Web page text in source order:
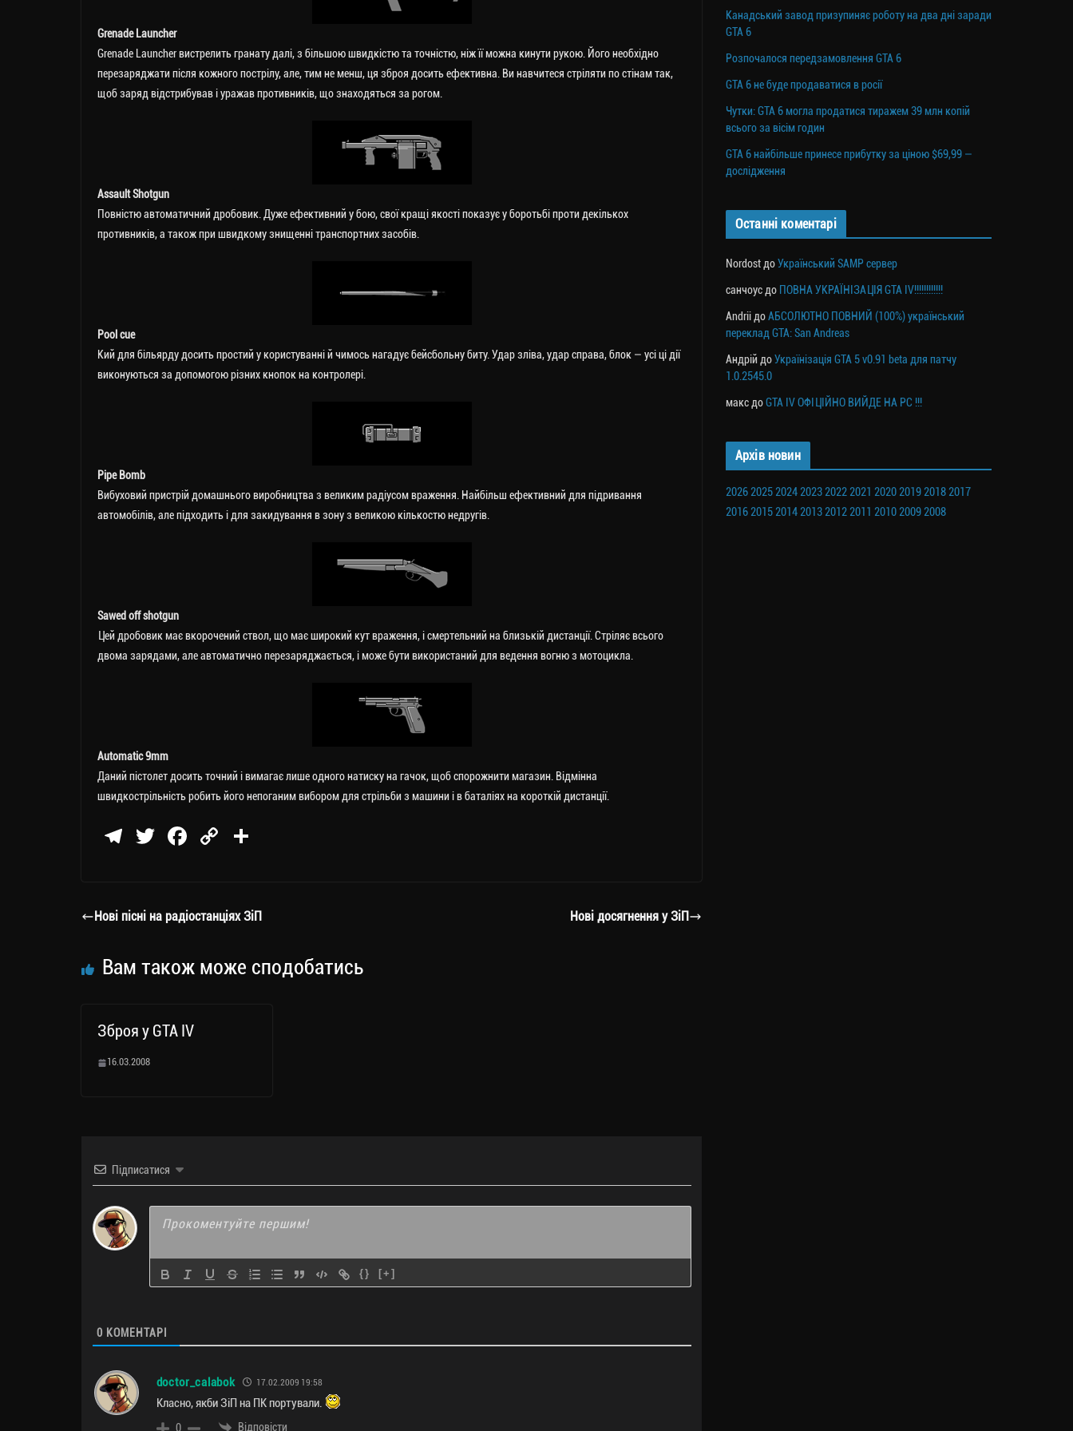
Grenade Launcher
Grenade Launcher вистрелить гранату далі, з більшою швидкістю та точністю, ніж її можна кинути рукою. Його необхідно
перезаряджати після кожного пострілу, але, тим не менш, ця зброя досить ефективна. Ви навчитеся стріляти по стінам так,
щоб заряд відстрибував і уражав противників, що знаходяться за рогом.
Assault Shotgun
Повністю автоматичний дробовик. Дуже ефективний у бою, свої кращі якості показує у боротьбі проти декількох
противників, а також при швидкому знищенні транспортних засобів.
Pool cue
Кий для більярду досить простий у користуванні й чимось нагадує бейсбольну биту. Удар зліва, удар справа, блок — усі ці дії
виконуються за допомогою різних кнопок на контролері.
Pipe Bomb
Вибуховий пристрій домашнього виробництва з великим радіусом враження. Найбільш ефективний для підривання
автомобілів, але підходить і для закидування в зону з великою кількостю недругів.
Sawed off shotgun
Цей дробовик має вкорочений ствол, що має широкий кут враження, і смертельний на близькій дистанції. Стріляє всього
двома зарядами, але автоматично перезаряджається, і може бути використаний для ведення вогню з мотоцикла.
Automatic 9mm
Даний пістолет досить точний і вимагає лише одного натиску на гачок, щоб спорожнити магазин. Відмінна
швидкострільність робить його непоганим вибором для стрільби з машини і в баталіях на короткій дистанції.
Te
a
T
er
Fa
ok
C
Li ли
ся
Нові пісні на радіостанціях ЗіП Нові досягнення у ЗіП
Вам також може сподобатись
Зброя у GTA IV
16.03.2008
Підписатися
{} [+]
0 КОМЕНТАРІ
doctor_calabok 17.02.2009 19:58
Класно, якби ЗіП на ПК портували.
0 Відповісти
Канадський завод призупиняє роботу на два дні заради
GTA 6
Розпочалося передзамовлення GTA 6
GTA 6 не буде продаватися в росії
Чутки: GTA 6 могла продатися тиражем 39 млн копій
всього за вісім годин
GTA 6 найбільше принесе прибутку за ціною $69,99 —
дослідження
Останні коментарі
Nordost доУкраїнський SAMP сервер
санчоус до ПОВНА УКРАЇНІЗАЦІЯ GTA IV!!!!!!!!!!!!
Andrii доАБСОЛЮТНО ПОВНИЙ (100%) український
переклад GTA: San Andreas
Андрій доУкраїнізація GTA 5 v0.91 beta для патчу
1.0.2545.0
макс доGTA IV ОФІЦІЙНО ВИЙДЕ НА PC !!!
Архів новин
202620252024202320222021 2020201920182017
201620152014201320122011 201020092008